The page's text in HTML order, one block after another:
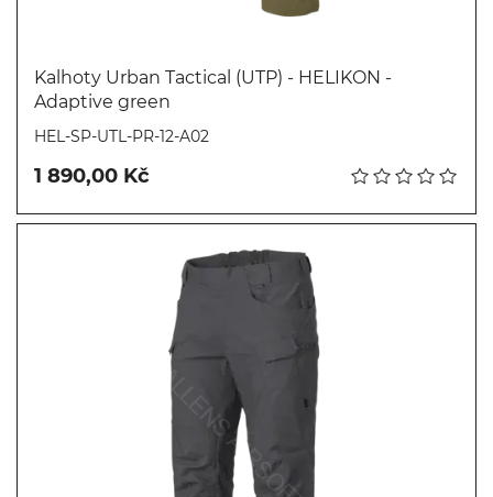
Kalhoty Urban Tactical (UTP) - HELIKON -
Adaptive green
HEL-SP-UTL-PR-12-A02
1 890,00 Kč